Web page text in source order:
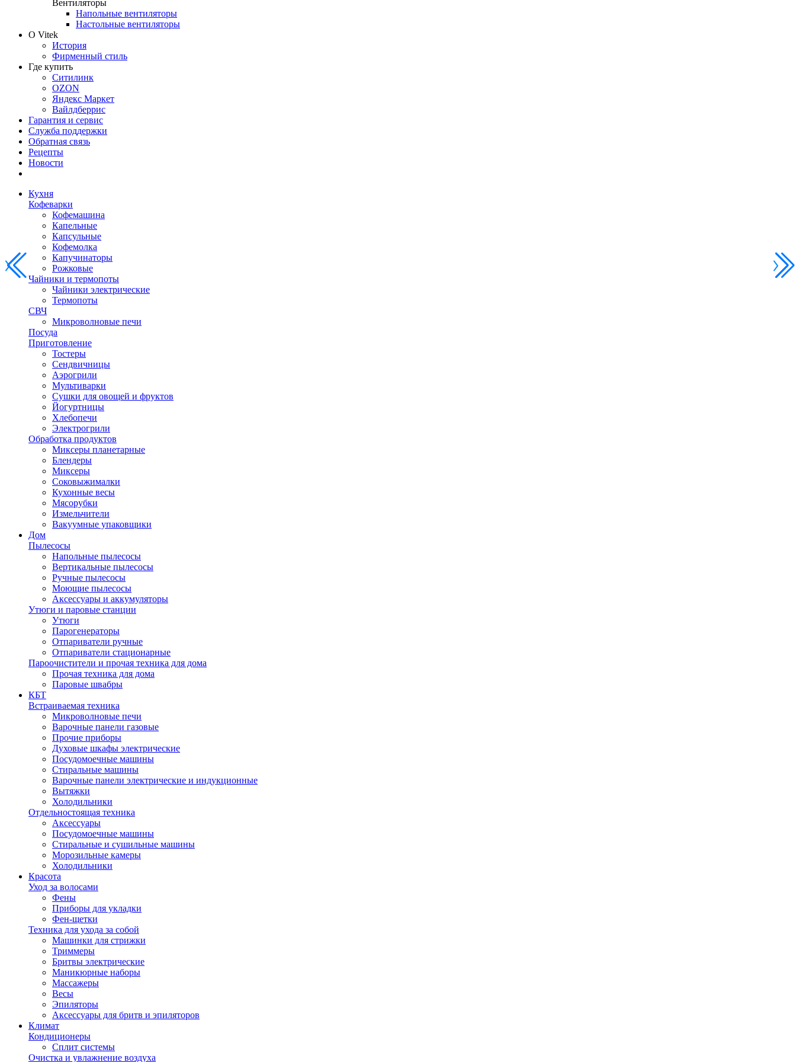
Вентиляторы
Напольные вентиляторы
Настольные вентиляторы
О Vitek
История
Фирменный стиль
Где купить
Ситилинк
OZON
Яндекс Маркет
Вайлдберрис
Гарантия и сервис
Служба поддержки
Обратная связь
Рецепты
Новости
Кухня
Кофеварки
Кофемашина
Капельные
Капсульные
Кофемолка
Капучинаторы
Рожковые
Чайники и термопоты
Чайники электрические
Термопоты
СВЧ
Микроволновые печи
Посуда
Приготовление
Тостеры
Сендвичницы
Аэрогрили
Мультиварки
Сушки для овощей и фруктов
Йогуртницы
Хлебопечи
Электрогрили
Обработка продуктов
Миксеры планетарные
Блендеры
Миксеры
Соковыжималки
Кухонные весы
Мясорубки
Измельчители
Вакуумные упаковщики
Дом
Пылесосы
Напольные пылесосы
Вертикальные пылесосы
Ручные пылесосы
Моющие пылесосы
Аксессуары и аккумуляторы
Утюги и паровые станции
Утюги
Парогенераторы
Отпариватели ручные
Отпариватели стационарные
Пароочистители и прочая техника для дома
Прочая техника для дома
Паровые швабры
КБТ
Встраиваемая техника
Микроволновые печи
Варочные панели газовые
Прочие приборы
Духовые шкафы электрические
Посудомоечные машины
Стиральные машины
Варочные панели электрические и индукционные
Вытяжки
Холодильники
Отдельностоящая техника
Аксессуары
Посудомоечные машины
Стиральные и сушильные машины
Морозильные камеры
Холодильники
Красота
Уход за волосами
Фены
Приборы для укладки
Фен-щетки
Техника для ухода за собой
Машинки для стрижки
Триммеры
Бритвы электрические
Маникюрные наборы
Массажеры
Весы
Эпиляторы
Аксессуары для бритв и эпиляторов
Климат
Кондиционеры
Сплит системы
Очистка и увлажнение воздуха